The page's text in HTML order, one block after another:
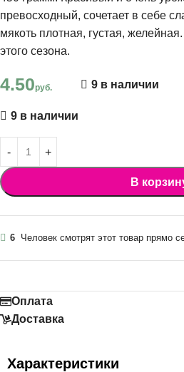
превосходный, сочетает в себе
мякоть плотная, густая,
этого сезона.
4.50руб. 9 в наличии
9 в наличии
В
6 Человек смотрят этот товар прямо
Оплата
Доставка
Характеристики